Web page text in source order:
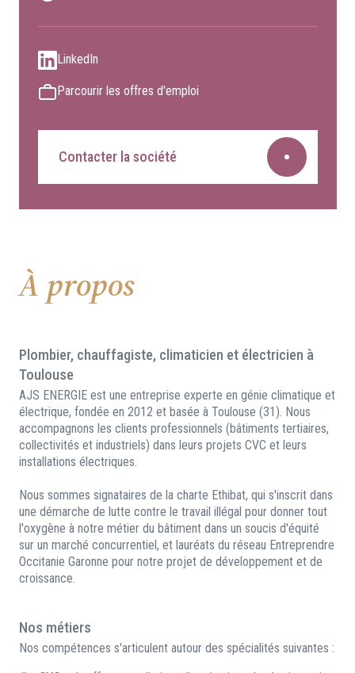
LinkedIn
Parcourir les offres d'emploi
Contacter la société
À propos
Plombier, chauffagiste, climaticien et électricien à
Toulouse
AJS ENERGIE est une entreprise experte en génie climatique et
électrique, fondée en 2012 et basée à Toulouse (31). Nous
accompagnons les clients professionnels (bâtiments tertiaires,
collectivités et industriels) dans leurs projets CVC et leurs
installations électriques.
Nous sommes signataires de la charte Ethibat, qui s'inscrit dans
une démarche de lutte contre le travail illégal pour donner tout
l'oxygène à notre métier du bâtiment dans un soucis d'équité
sur un marché concurrentiel, et lauréats du réseau Entreprendre
Occitanie Garonne pour notre projet de développement et de
croissance.
Nos métiers
Nos compétences s'articulent autour des spécialités suivantes :